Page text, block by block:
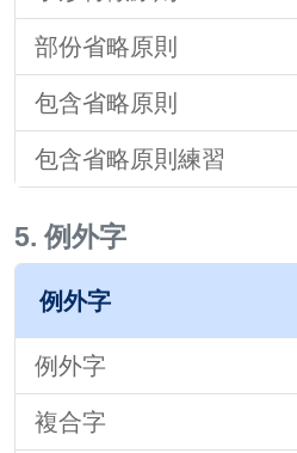
部份省略原則
包含省略原則
包含省略原則練習
5. 例外字
例外字
例外字
複合字